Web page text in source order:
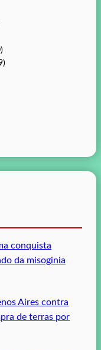
conquista
da misoginia
Aires contra
de terras por